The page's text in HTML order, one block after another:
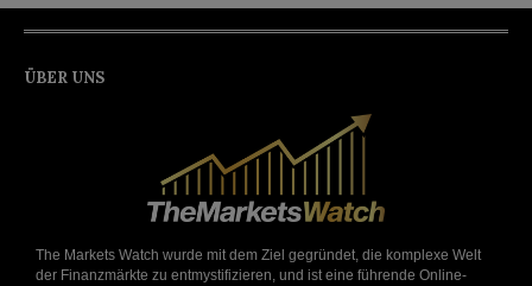
ÜBER UNS
The Markets Watch wurde mit dem Ziel gegründet, die komplexe Welt
der Finanzmärkte zu entmystifizieren, und ist eine führende Online-